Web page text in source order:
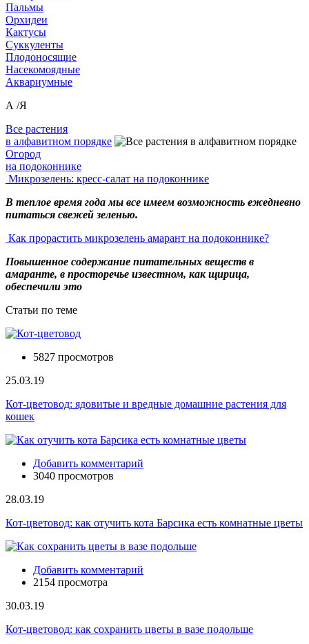
Пальмы
Орхидеи
Кактусы
Суккуленты
Плодоносящие
Насекомоядные
Аквариумные
А /Я
Все растения
в алфавитном порядке
Огород
на подоконнике
Микрозелень: кресс-салат на подоконнике
В теплое время года мы все имеем возможность ежедневно
питаться свежей зеленью.
Как прорастить микрозелень амарант на подоконнике?
Повышенное содержание питательных веществ в
амаранте, в просторечье известном, как щирица,
обеспечили это
Статьи по теме
5827 просмотров
25.03.19
Кот-цветовод: ядовитые и вредные домашние растения для
кошек
Добавить комментарий
3040 просмотров
28.03.19
Кот-цветовод: как отучить кота Барсика есть комнатные цветы
Добавить комментарий
2154 просмотра
30.03.19
Кот-цветовод: как сохранить цветы в вазе подольше